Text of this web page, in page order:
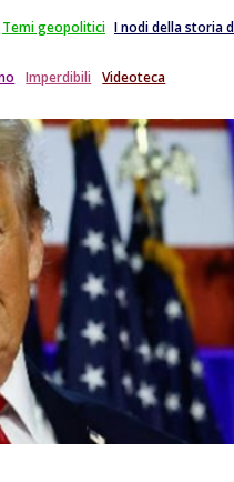
Temi geopolitici I nodi della storia
Imperdibili Videoteca